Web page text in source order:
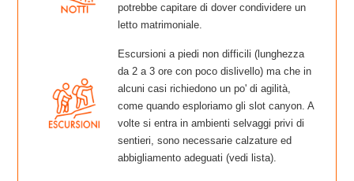
potrebbe capitare di dover condividere un
letto matrimoniale.
Escursioni a piedi non difficili (lunghezza
da 2 a 3 ore con poco dislivello) ma che in
alcuni casi richiedono un po' di agilità,
come quando esploriamo gli slot canyon. A
volte si entra in ambienti selvaggi privi di
sentieri, sono necessarie calzature ed
abbigliamento adeguati (vedi lista).